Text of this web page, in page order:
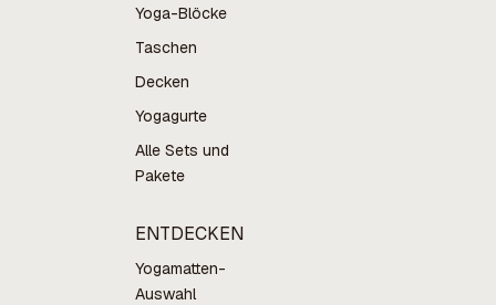
Yoga-Blöcke
Taschen
Decken
Yogagurte
Alle Sets und
Pakete
ENTDECKEN
Yogamatten-
Auswahl